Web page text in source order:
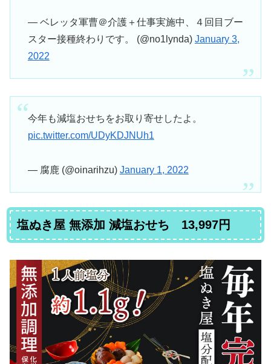
— ベレッタ軍曹＠介護＋仕事実施中、４回目ブー
スター接種終わりです。 (@no1lynda) January 3,
2022
今年も減塩おせちをお取り寄せしたよ。
pic.twitter.com/UDyKDJNUh1
— 腐鹿 (@oinarihzu) January 1, 2022
塩ぬき屋 無添加 減塩おせち 13,997円